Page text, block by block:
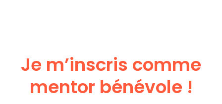
Je m’inscris comme
mentor bénévole !